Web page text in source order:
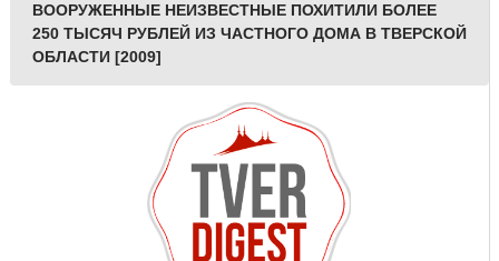
ВООРУЖЕННЫЕ НЕИЗВЕСТНЫЕ ПОХИТИЛИ БОЛЕЕ
250 ТЫСЯЧ РУБЛЕЙ ИЗ ЧАСТНОГО ДОМА В ТВЕРСКОЙ
ОБЛАСТИ [2009]